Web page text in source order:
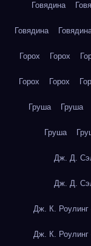
Говядина
Говядина
Горох Горох
Горох Горох
Груша Груша
Груша
Дж. Д.
Дж. Д.
Дж. К. Роулинг
Дж. К. Роулинг